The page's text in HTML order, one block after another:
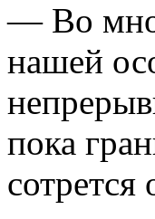
— Во
нашей
пока
сотрется